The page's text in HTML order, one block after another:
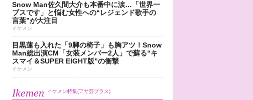
Snow Man佐久間大介も本番中に涙…「世界一
ブスです」と悩む女性への“レジェンド歌手の
言葉”が大注目
イケメン
目黒蓮も入れた「9脚の椅子」も胸アツ！Snow
Man総出演CM「女装メンバー2人」で蘇る“キ
スマイ＆SUPER EIGHT版”の衝撃
イケメン
Ikemen イケメン特集(アサ芸プラス)